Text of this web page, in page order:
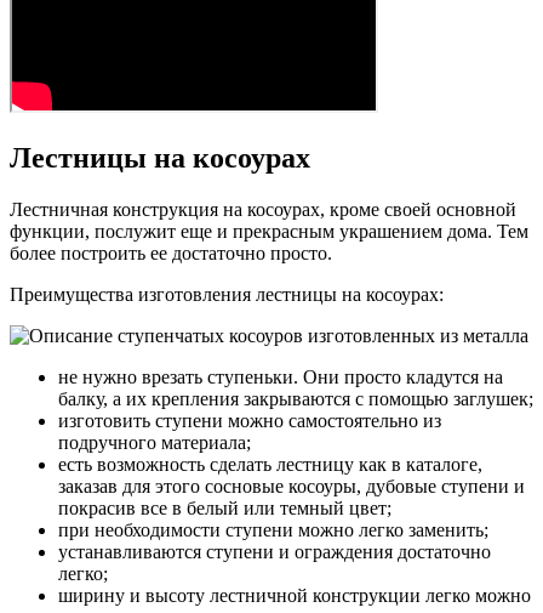
Лестницы на косоурах
Лестничная конструкция на косоурах, кроме своей основной
функции, послужит еще и прекрасным украшением дома. Тем
более построить ее достаточно просто.
Преимущества изготовления лестницы на косоурах:
не нужно врезать ступеньки. Они просто кладутся на
балку, а их крепления закрываются с помощью заглушек;
изготовить ступени можно самостоятельно из
подручного материала;
есть возможность сделать лестницу как в каталоге,
заказав для этого сосновые косоуры, дубовые ступени и
покрасив все в белый или темный цвет;
при необходимости ступени можно легко заменить;
устанавливаются ступени и ограждения достаточно
легко;
ширину и высоту лестничной конструкции легко можно